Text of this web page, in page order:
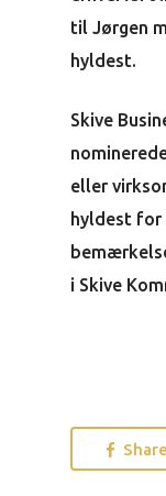
til Jørgen
hyldest.
Skive
eller
hyldest for
i Skive
Share